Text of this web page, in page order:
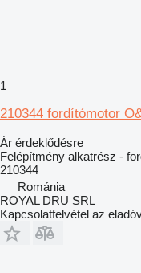
1
210344 fordítómotor
Ár érdeklődésre
Felépítmény alkatrész -
210344
Románia
ROYAL DRU SRL
Kapcsolatfelvétel az